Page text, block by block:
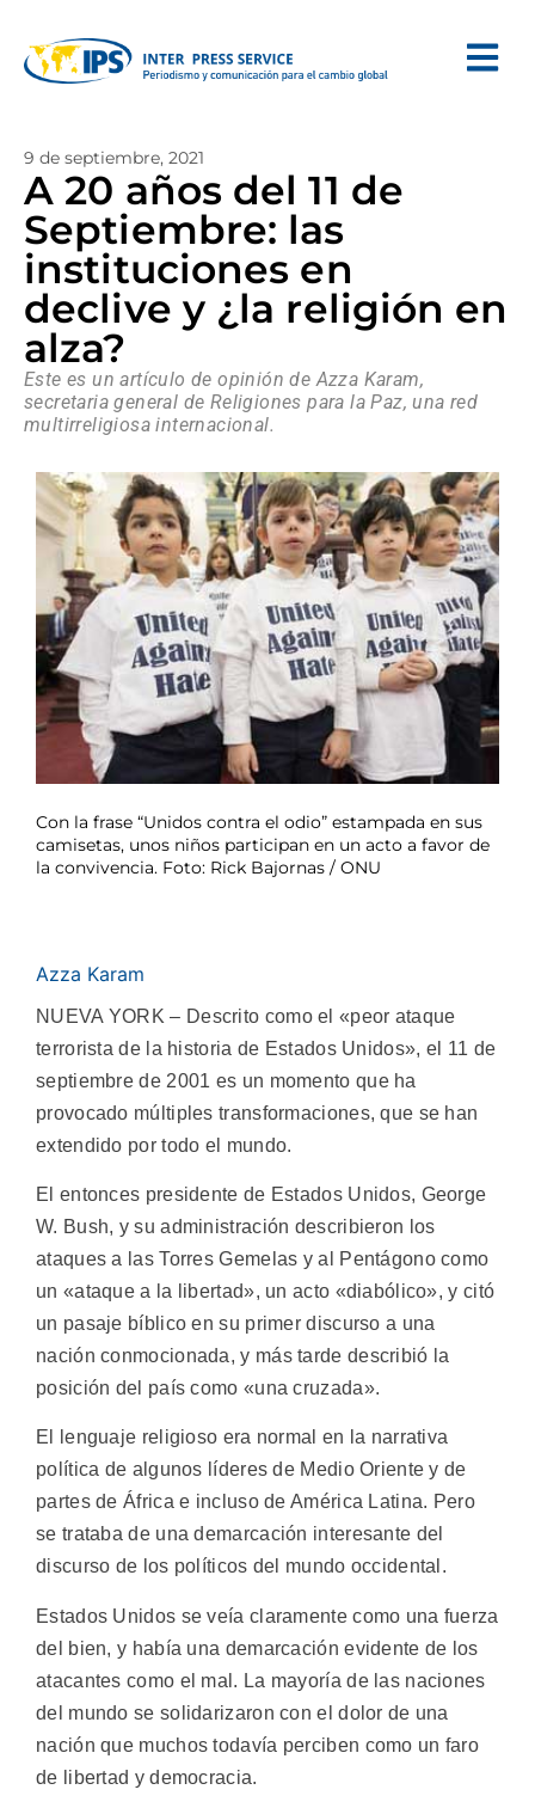
9 de septiembre, 2021
A 20 años del 11 de
Septiembre: las
instituciones en
declive y ¿la religión en
alza?
Este es un artículo de opinión de Azza Karam,
secretaria general de Religiones para la Paz, una red
multirreligiosa internacional.
Con la frase “Unidos contra el odio” estampada en sus
camisetas, unos niños participan en un acto a favor de
la convivencia. Foto: Rick Bajornas / ONU
Azza Karam
NUEVA YORK – Descrito como el «peor ataque
terrorista de la historia de Estados Unidos», el 11 de
septiembre de 2001 es un momento que ha
provocado múltiples transformaciones, que se han
extendido por todo el mundo.
El entonces presidente de Estados Unidos, George
W. Bush, y su administración describieron los
ataques a las Torres Gemelas y al Pentágono como
un «ataque a la libertad», un acto «diabólico», y citó
un pasaje bíblico en su primer discurso a una
nación conmocionada, y más tarde describió la
posición del país como «una cruzada».
El lenguaje religioso era normal en la narrativa
política de algunos líderes de Medio Oriente y de
partes de África e incluso de América Latina. Pero
se trataba de una demarcación interesante del
discurso de los políticos del mundo occidental.
Estados Unidos se veía claramente como una fuerza
del bien, y había una demarcación evidente de los
atacantes como el mal. La mayoría de las naciones
del mundo se solidarizaron con el dolor de una
nación que muchos todavía perciben como un faro
de libertad y democracia.